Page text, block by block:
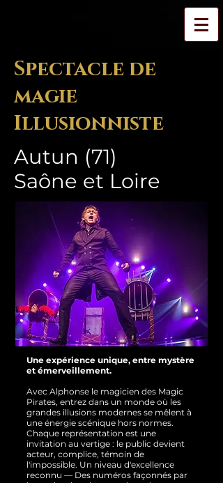
Spectacle de
magie
Illusionniste
Autun (71)
Saône et Loire
Une expérience unique, entre mystère
et émerveillement.
Avec Alphonse le magicien des Magic
Pirates, entrez dans un monde où les
grandes illusions modernes se mêlent à
une énergie scénique hors normes.
Chaque représentation est une
invitation au vertige : le public devient
acteur, complice, témoin de
l'impossible. Un niveau d'excellence
reconnu — Des numéros façonnés par